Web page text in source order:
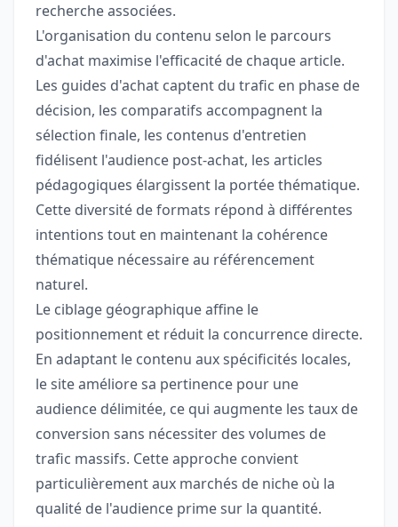
recherche associées.
L'organisation du contenu selon le parcours
d'achat maximise l'efficacité de chaque article.
Les guides d'achat captent du trafic en phase de
décision, les comparatifs accompagnent la
sélection finale, les contenus d'entretien
fidélisent l'audience post-achat, les articles
pédagogiques élargissent la portée thématique.
Cette diversité de formats répond à différentes
intentions tout en maintenant la cohérence
thématique nécessaire au référencement
naturel.
Le ciblage géographique affine le
positionnement et réduit la concurrence directe.
En adaptant le contenu aux spécificités locales,
le site améliore sa pertinence pour une
audience délimitée, ce qui augmente les taux de
conversion sans nécessiter des volumes de
trafic massifs. Cette approche convient
particulièrement aux marchés de niche où la
qualité de l'audience prime sur la quantité.